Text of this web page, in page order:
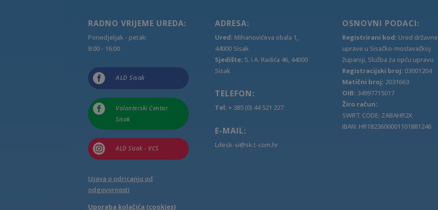
RADNO VRIJEME UREDA:
Ponedjeljak - petak:
8:00 - 16:00
 ALD Sisak

Volonterski Centar
Sisak
 ALD Sisak - VCS
Izjava o odricanju od
odgovornosti
Uporaba kolačića (cookies)
ADRESA:
Ured: Mihanovićeva obala 1,
44000 Sisak
Sjedište: S. i A. Radića 46, 44000
Sisak
TELEFON:
Tel: + 385 (0) 44 521 227
E-MAIL:
Ldesk-si@sk.t-com.hr
OSNOVNI PODACI:
Registrirani kod: Ured državne
uprave u Sisačko-moslavačkoj
županiji, Služba za opću upravu
Registracijski broj: 03001204
Matični broj: 2031663
OIB: 34997715017
Žiro račun:
SWIFT CODE: ZABAHR2X
IBAN: HR1823600001101881246